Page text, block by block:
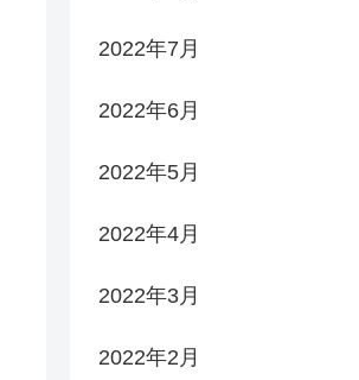
2022年7月
2022年6月
2022年5月
2022年4月
2022年3月
2022年2月